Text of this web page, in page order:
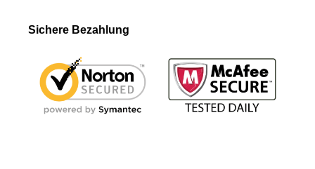
Sichere Bezahlung